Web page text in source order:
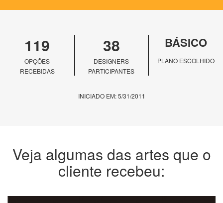
119
OPÇÕES
RECEBIDAS
38
DESIGNERS
PARTICIPANTES
BÁSICO
PLANO ESCOLHIDO
INICIADO EM: 5/31/2011
Veja algumas das artes que o
cliente recebeu: